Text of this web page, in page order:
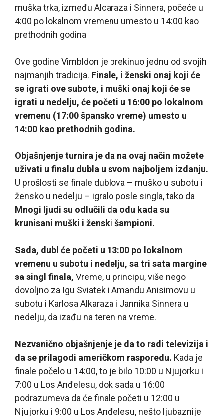
muška trka, između Alcaraza i Sinnera, počeće u
4:00 po lokalnom vremenu umesto u 14:00 kao
prethodnih godina
Ove godine Vimbldon je prekinuo jednu od svojih
najmanjih tradicija. Finale, i ženski onaj koji će
se igrati ove subote, i muški onaj koji će se
igrati u nedelju, će početi u 16:00 po lokalnom
vremenu (17:00 špansko vreme) umesto u
14:00 kao prethodnih godina.
Objašnjenje turnira je da na ovaj način možete
uživati u finalu dubla u svom najboljem izdanju.
U prošlosti se finale dublova – muško u subotu i
žensko u nedelju – igralo posle singla, tako da
Mnogi ljudi su odlučili da odu kada su
krunisani muški i ženski šampioni.
Sada, dubl će početi u 13:00 po lokalnom
vremenu u subotu i nedelju, sa tri sata margine
sa singl finala, Vreme, u principu, više nego
dovoljno za Igu Sviatek i Amandu Anisimovu u
subotu i Karlosa Alkaraza i Jannika Sinnera u
nedelju, da izađu na teren na vreme.
Nezvanično objašnjenje je da to radi televizija i
da se prilagodi američkom rasporedu. Kada je
finale počelo u 14:00, to je bilo 10:00 u Njujorku i
7:00 u Los Anđelesu, dok sada u 16:00
podrazumeva da će finale početi u 12:00 u
Njujorku i 9:00 u Los Anđelesu, nešto ljubaznije